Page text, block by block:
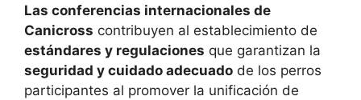
Las conferencias internacionales de
Canicross contribuyen al establecimiento de
estándares y regulaciones que garantizan la
seguridad y cuidado adecuado de los perros
participantes al promover la unificación de